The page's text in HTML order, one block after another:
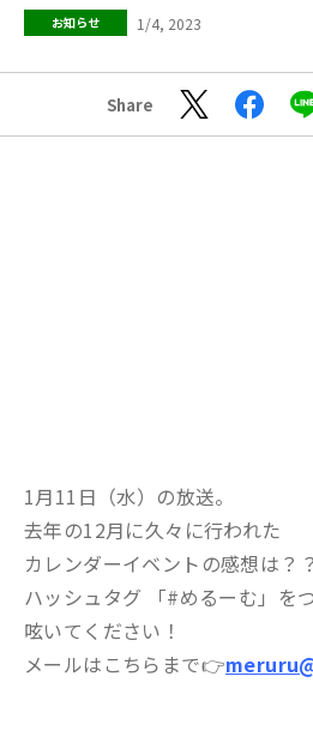
お知らせ 1/4, 2023
Share
1月11日（水）の放送。
去年の12月に久々に行われた
カレンダーイベントの感想は？？
ハッシュタグ 「#めるーむ」を
呟いてください！
メールはこちらまで👉